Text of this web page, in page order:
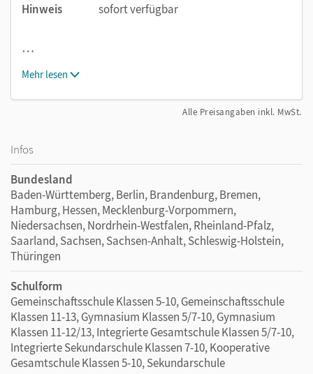
Hinweis sofort verfügbar
…
Mehr lesen
Alle Preisangaben inkl. MwSt.
Infos
Bundesland
Baden-Württemberg, Berlin, Brandenburg, Bremen,
Hamburg, Hessen, Mecklenburg-Vorpommern,
Niedersachsen, Nordrhein-Westfalen, Rheinland-Pfalz,
Saarland, Sachsen, Sachsen-Anhalt, Schleswig-Holstein,
Thüringen
Schulform
Gemeinschaftsschule Klassen 5-10, Gemeinschaftsschule
Klassen 11-13, Gymnasium Klassen 5/7-10, Gymnasium
Klassen 11-12/13, Integrierte Gesamtschule Klassen 5/7-10,
Integrierte Sekundarschule Klassen 7-10, Kooperative
Gesamtschule Klassen 5-10, Sekundarschule